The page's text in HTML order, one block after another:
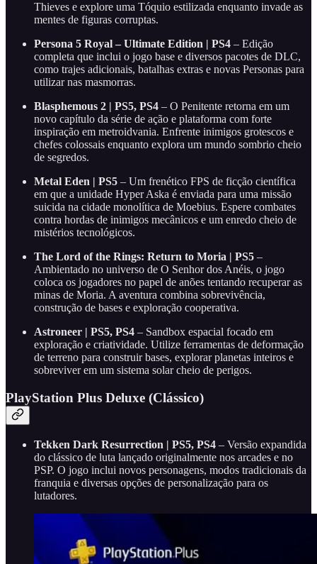
Thieves e explore uma Tóquio estilizada enquanto invade as
mentes de figuras corruptas.
Persona 5 Royal – Ultimate Edition | PS4 – Edição
completa que inclui o jogo base e diversos pacotes de DLC,
como trajes adicionais, batalhas extras e novas Personas para
utilizar nas masmorras.
Blasphemous 2 | PS5, PS4 – O Penitente retorna em um
novo capítulo da série de ação e plataforma com forte
inspiração em metroidvania. Enfrente inimigos grotescos e
chefes colossais enquanto explora um mundo sombrio cheio
de segredos.
Metal Eden | PS5 – Um frenético FPS de ficção científica
em que a unidade Hyper Aska é enviada para uma missão
suicida na cidade monolítica de Moebius. Espere combates
contra hordas de inimigos mecânicos e um enredo cheio de
mistérios tecnológicos.
The Lord of the Rings: Return to Moria | PS5 –
Ambientado no universo de O Senhor dos Anéis, o jogo
coloca os jogadores no papel de anões tentando recuperar as
minas de Moria. A aventura combina sobrevivência,
construção de bases e exploração cooperativa.
Astroneer | PS5, PS4 – Sandbox espacial focado em
exploração e criatividade. Utilize ferramentas de deformação
de terreno para construir bases, explorar planetas inteiros e
sobreviver em um sistema solar cheio de perigos.
PlayStation Plus Deluxe (Clássico)
Tekken Dark Resurrection | PS5, PS4 – Versão expandida
do clássico de luta lançado originalmente nos arcades e no
PSP. O jogo inclui novos personagens, modos tradicionais da
franquia e diversas opções de personalização para os
lutadores.